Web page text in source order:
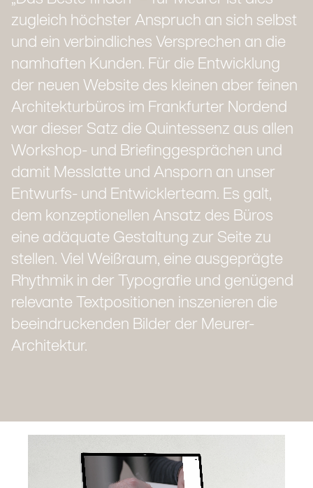
zugleich höchster Anspruch an sich selbst
und ein verbindliches Versprechen an die
namhaften Kunden. Für die Entwicklung
der neuen Website des kleinen aber feinen
Architekturbüros im Frankfurter Nordend
war dieser Satz die Quintessenz aus allen
Workshop- und Briefinggesprächen und
damit Messlatte und Ansporn an unser
Entwurfs- und Entwicklerteam. Es galt,
dem konzeptionellen Ansatz des Büros
eine adäquate Gestaltung zur Seite zu
stellen. Viel Weißraum, eine ausgeprägte
Rhythmik in der Typografie und genügend
relevante Textpositionen inszenieren die
beeindruckenden Bilder der Meurer-
Architektur.